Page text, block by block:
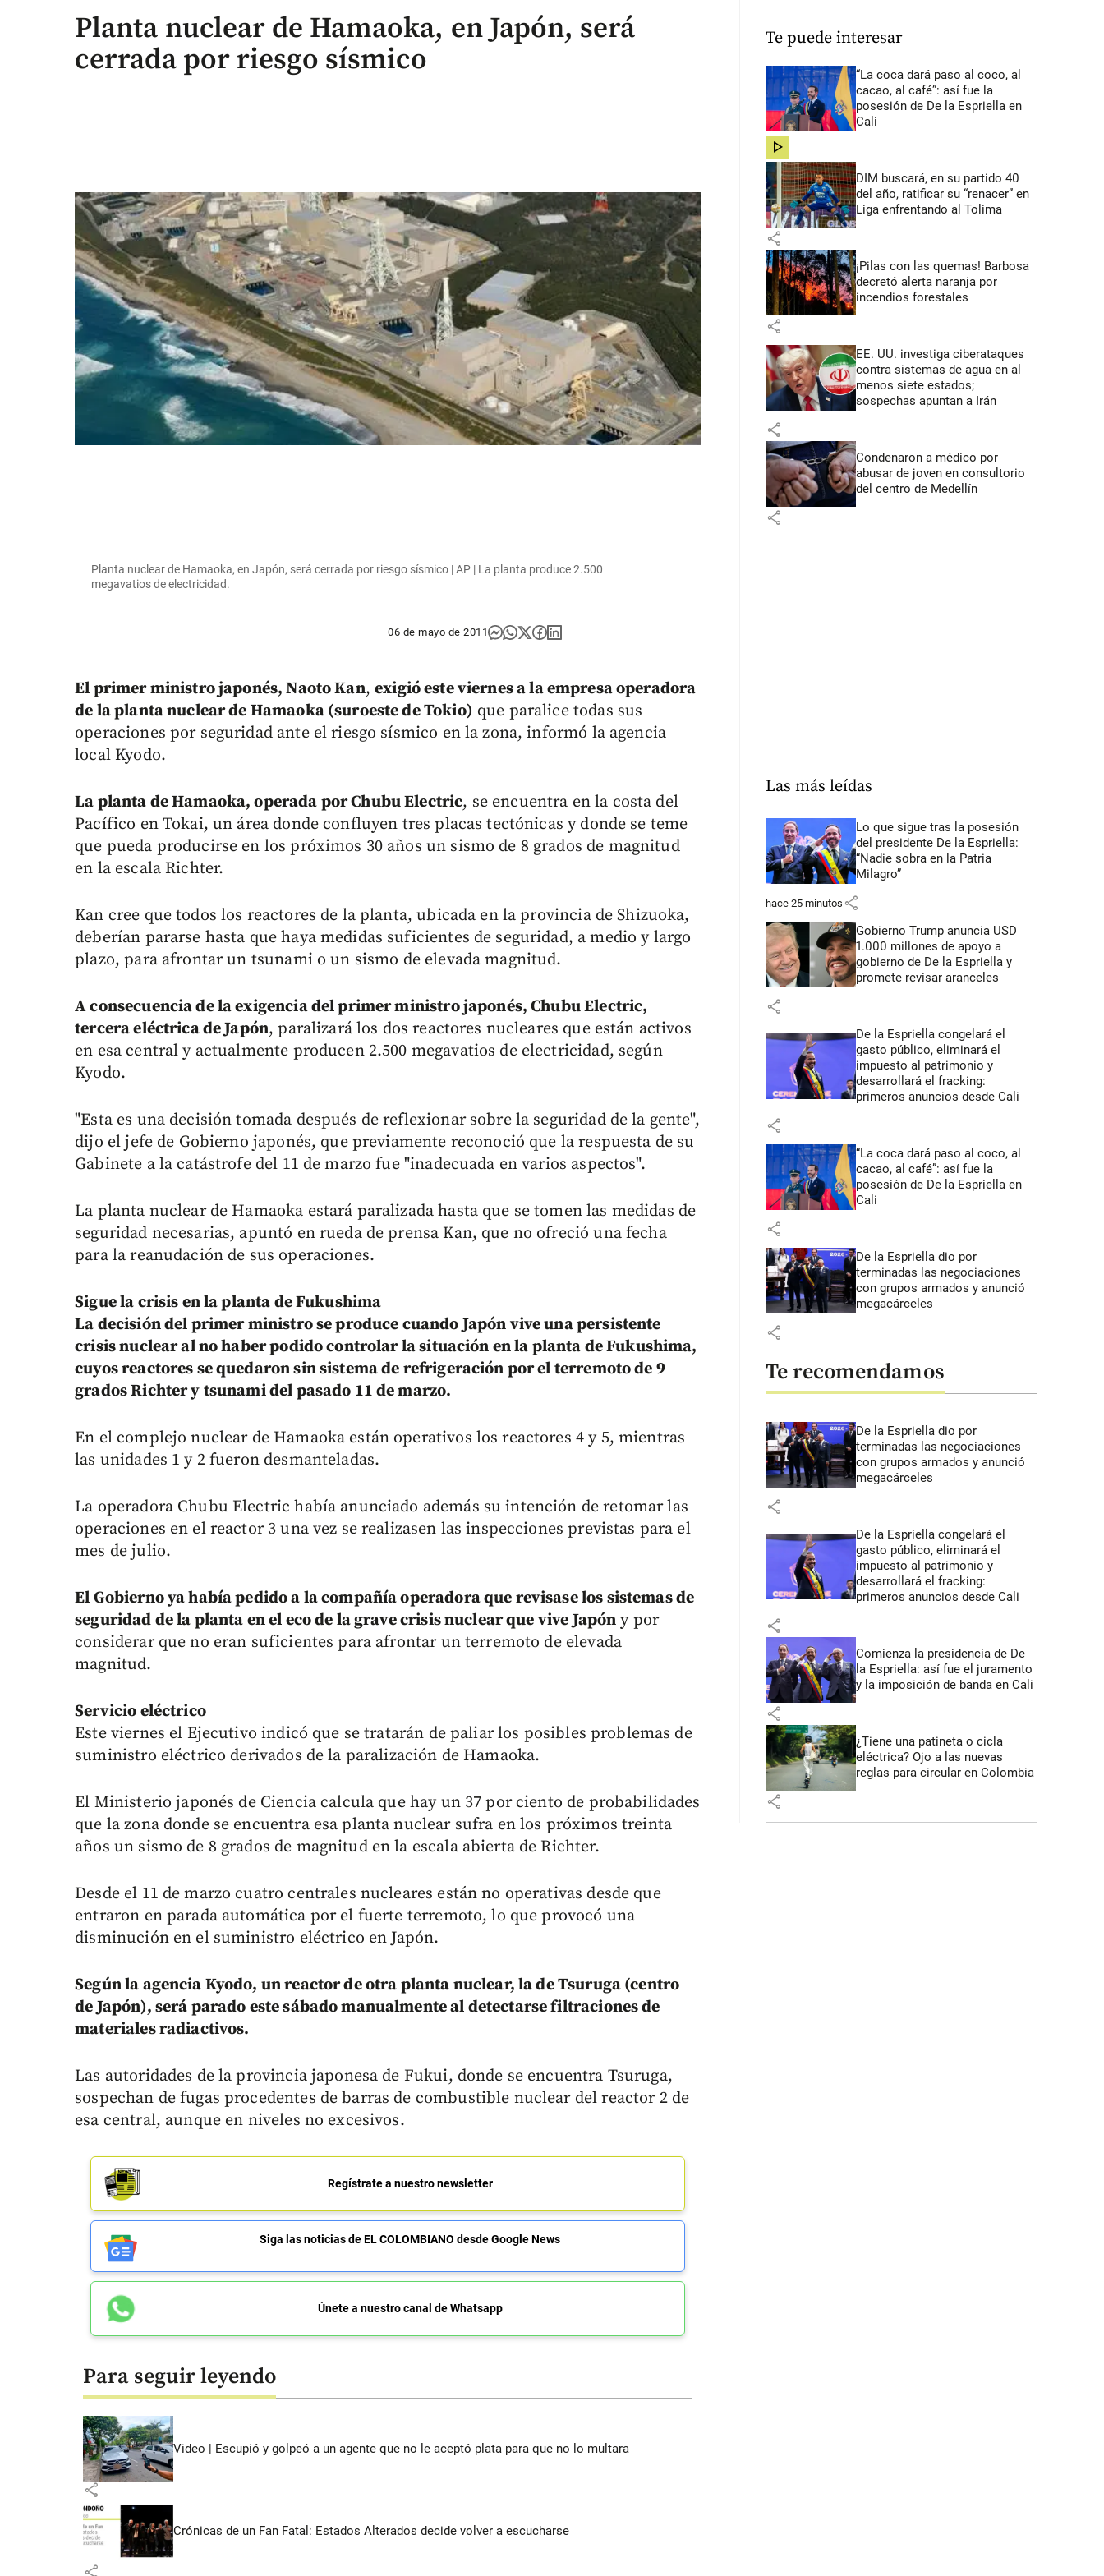
Planta nuclear de Hamaoka, en Japón, será
cerrada por riesgo sísmico
Planta nuclear de Hamaoka, en Japón, será cerrada por riesgo sísmico | AP | La planta produce 2.500
megavatios de electricidad.
06 de mayo de 2011
El primer ministro japonés, Naoto Kan,exigió este viernes a la empresa operadora
de la planta nuclear de Hamaoka (suroeste de Tokio) que paralice todas sus
operaciones por seguridad ante el riesgo sísmico en la zona, informó la agencia
local Kyodo.
La planta de Hamaoka, operada por Chubu Electric, se encuentra en la costa del
Pacífico en Tokai, un área donde confluyen tres placas tectónicas y donde se teme
que pueda producirse en los próximos 30 años un sismo de 8 grados de magnitud
en la escala Richter.
Kan cree que todos los reactores de la planta, ubicada en la provincia de Shizuoka,
deberían pararse hasta que haya medidas suficientes de seguridad, a medio y largo
plazo, para afrontar un tsunami o un sismo de elevada magnitud.
A consecuencia de la exigencia del primer ministro japonés, Chubu Electric,
tercera eléctrica de Japón, paralizará los dos reactores nucleares que están activos
en esa central y actualmente producen 2.500 megavatios de electricidad, según
Kyodo.
"Esta es una decisión tomada después de reflexionar sobre la seguridad de la gente",
dijo el jefe de Gobierno japonés, que previamente reconoció que la respuesta de su
Gabinete a la catástrofe del 11 de marzo fue "inadecuada en varios aspectos".
La planta nuclear de Hamaoka estará paralizada hasta que se tomen las medidas de
seguridad necesarias, apuntó en rueda de prensa Kan, que no ofreció una fecha
para la reanudación de sus operaciones.
Sigue la crisis en la planta de Fukushima
La decisión del primer ministro se produce cuando Japón vive una persistente
crisis nuclear al no haber podido controlar la situación en la planta de Fukushima,
cuyos reactores se quedaron sin sistema de refrigeración por el terremoto de 9
grados Richter y tsunami del pasado 11 de marzo.
En el complejo nuclear de Hamaoka están operativos los reactores 4 y 5, mientras
las unidades 1 y 2 fueron desmanteladas.
La operadora Chubu Electric había anunciado además su intención de retomar las
operaciones en el reactor 3 una vez se realizasen las inspecciones previstas para el
mes de julio.
El Gobierno ya había pedido a la compañía operadora que revisase los sistemas de
seguridad de la planta en el eco de la grave crisis nuclear que vive Japón y por
considerar que no eran suficientes para afrontar un terremoto de elevada
magnitud.
Servicio eléctrico
Este viernes el Ejecutivo indicó que se tratarán de paliar los posibles problemas de
suministro eléctrico derivados de la paralización de Hamaoka.
El Ministerio japonés de Ciencia calcula que hay un 37 por ciento de probabilidades
que la zona donde se encuentra esa planta nuclear sufra en los próximos treinta
años un sismo de 8 grados de magnitud en la escala abierta de Richter.
Desde el 11 de marzo cuatro centrales nucleares están no operativas desde que
entraron en parada automática por el fuerte terremoto, lo que provocó una
disminución en el suministro eléctrico en Japón.
Según la agencia Kyodo, un reactor de otra planta nuclear, la de Tsuruga (centro
de Japón), será parado este sábado manualmente al detectarse filtraciones de
materiales radiactivos.
Las autoridades de la provincia japonesa de Fukui, donde se encuentra Tsuruga,
sospechan de fugas procedentes de barras de combustible nuclear del reactor 2 de
esa central, aunque en niveles no excesivos.
Regístrate a nuestro newsletter
Siga las noticias de EL COLOMBIANO desde Google News
Únete a nuestro canal de Whatsapp
Para seguir leyendo
Video | Escupió y golpeó a un agente que no le aceptó plata para que no lo multara
share
Crónicas de un Fan Fatal: Estados Alterados decide volver a escucharse
share
Te puede interesar
“La coca dará paso al coco, al
cacao, al café”: así fue la
posesión de De la Espriella en
Cali
share
DIM buscará, en su partido 40
del año, ratificar su “renacer” en
Liga enfrentando al Tolima
share
¡Pilas con las quemas! Barbosa
decretó alerta naranja por
incendios forestales
share
EE. UU. investiga ciberataques
contra sistemas de agua en al
menos siete estados;
sospechas apuntan a Irán
share
Condenaron a médico por
abusar de joven en consultorio
del centro de Medellín
share
Las más leídas
Lo que sigue tras la posesión
del presidente De la Espriella:
“Nadie sobra en la Patria
Milagro”
hace 25 minutos share
Gobierno Trump anuncia USD
1.000 millones de apoyo a
gobierno de De la Espriella y
promete revisar aranceles
share
De la Espriella congelará el
gasto público, eliminará el
impuesto al patrimonio y
desarrollará el fracking:
primeros anuncios desde Cali
share
“La coca dará paso al coco, al
cacao, al café”: así fue la
posesión de De la Espriella en
Cali
share
De la Espriella dio por
terminadas las negociaciones
con grupos armados y anunció
megacárceles
share
Te recomendamos
De la Espriella dio por
terminadas las negociaciones
con grupos armados y anunció
megacárceles
share
De la Espriella congelará el
gasto público, eliminará el
impuesto al patrimonio y
desarrollará el fracking:
primeros anuncios desde Cali
share
Comienza la presidencia de De
la Espriella: así fue el juramento
y la imposición de banda en Cali
share
¿Tiene una patineta o cicla
eléctrica? Ojo a las nuevas
reglas para circular en Colombia
share